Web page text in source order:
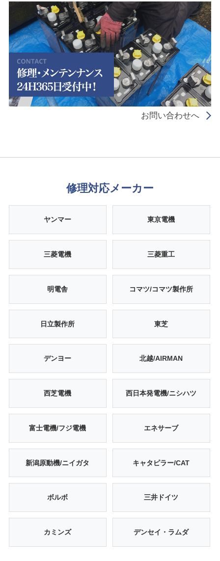
お問い合わせへ
修理対応メーカー
ヤンマー 東京電機
三菱電機 三菱重工
明電舎 コマツ/コマツ製作所
日立製作所 東芝
デンヨー 北越/AIRMAN
西芝電機 西日本発電機/ニシハツ
富士電機/フジ電機 エネサーブ
新潟原動機/ニイガタ キャタピラー/CAT
ボルボ 三井ドイツ
カミンズ デンセイ・ラムダ